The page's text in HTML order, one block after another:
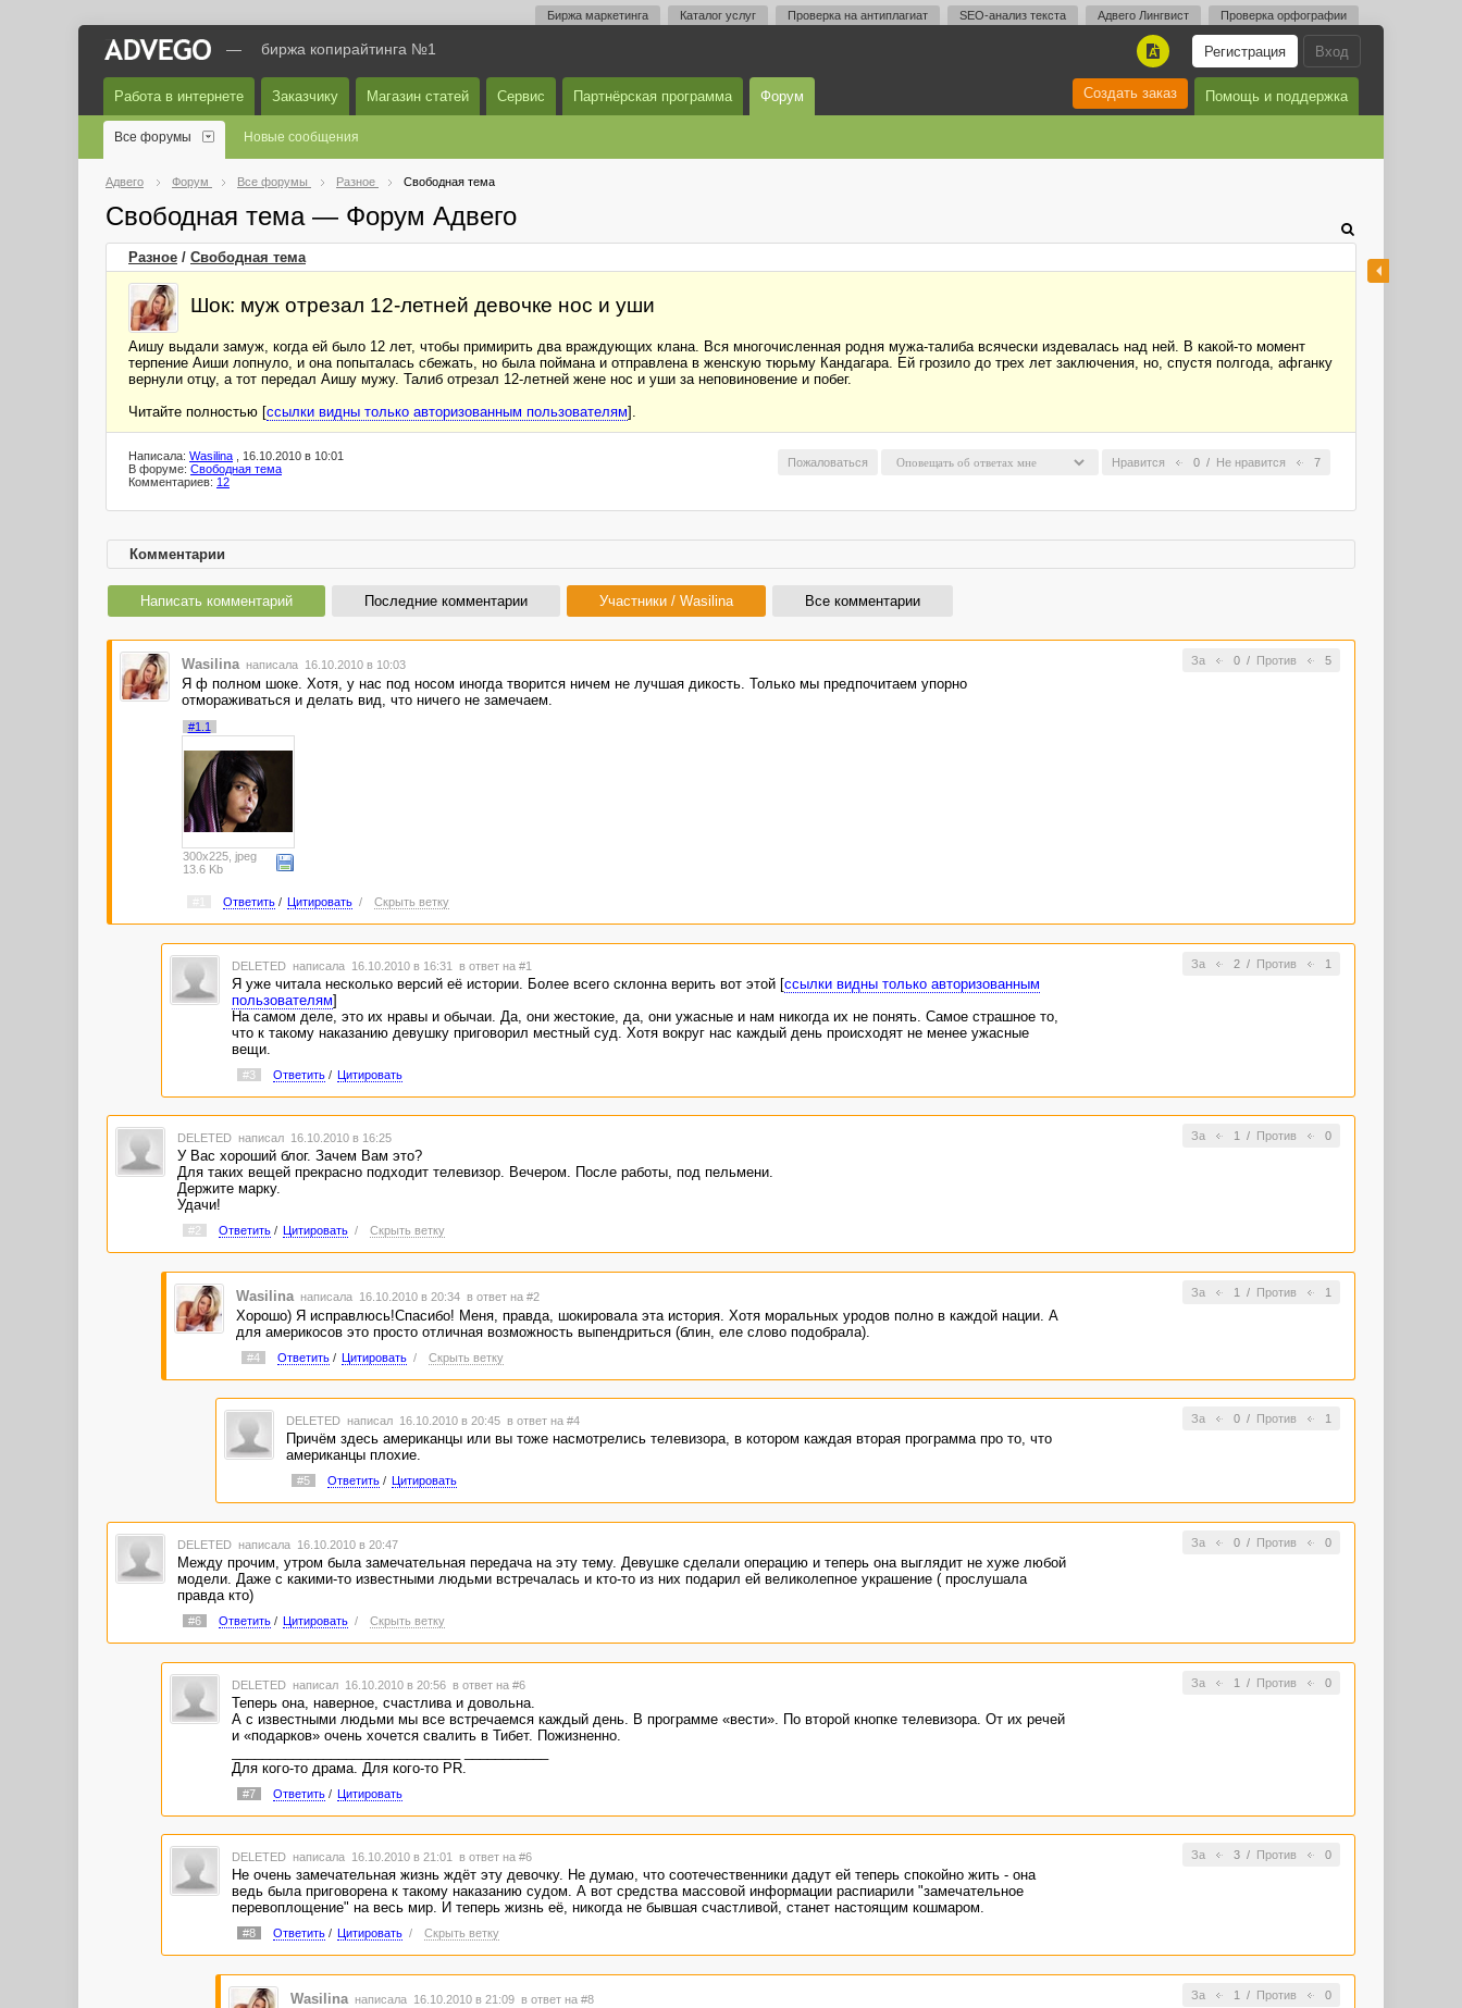
Биржа маркетинга Каталог услуг Проверка на антиплагиат SEO-анализ текста Адвего Лингвист Проверка орфографии
Вход
Регистрация
A
— биржа копирайтинга №1
Работа в интернете Заказчику Магазин статей Сервис Партнёрская программа Форум Помощь и поддержка
Создать заказ
Все форумы Новые сообщения
Адвего Форум Все форумы Разное Свободная тема
Свободная тема — Форум Адвего
Разное / Свободная тема
Шок: муж отрезал 12-летней девочке нос и уши
Аишу выдали замуж, когда ей было 12 лет, чтобы примирить два враждующих клана. Вся многочисленная родня мужа-талиба всячески издевалась над ней. В какой-то момент
терпение Аиши лопнуло, и она попыталась сбежать, но была поймана и отправлена в женскую тюрьму Кандагара. Ей грозило до трех лет заключения, но, спустя полгода, афганку
вернули отцу, а тот передал Аишу мужу. Талиб отрезал 12-летней жене нос и уши за неповиновение и побег.
Читайте полностью [ссылки видны только авторизованным пользователям].
Нравится 0 / Не нравится 7
Пожаловаться
Написала: Wasilina , 16.10.2010 в 10:01
В форуме: Свободная тема
Комментариев: 12
Комментарии
Написать комментарий Последние комментарии Участники / Wasilina Все комментарии
За 0/ Против 5
Wasilina написала 16.10.2010 в 10:03
Я ф полном шоке. Хотя, у нас под носом иногда творится ничем не лучшая дикость. Только мы предпочитаем упорно
отмораживаться и делать вид, что ничего не замечаем.
#1.1
300x225, jpeg
13.6 Kb
Ответить/ Цитировать / Скрыть ветку
За 2/ Против 1
DELETED написала 16.10.2010 в 16:31 в ответ на #1
Я уже читала несколько версий её истории. Более всего склонна верить вот этой [ссылки видны только авторизованным
пользователям]
На самом деле, это их нравы и обычаи. Да, они жестокие, да, они ужасные и нам никогда их не понять. Самое страшное то,
что к такому наказанию девушку приговорил местный суд. Хотя вокруг нас каждый день происходят не менее ужасные
вещи.
#3 Ответить/ Цитировать
За 1 / Против 0
DELETED написал 16.10.2010 в 16:25
У Вас хороший блог. Зачем Вам это?
Для таких вещей прекрасно подходит телевизор. Вечером. После работы, под пельмени.
Держите марку.
Удачи!
#2 Ответить/ Цитировать / Скрыть ветку
За 1 / Против 1
Wasilina написала 16.10.2010 в 20:34 в ответ на #2
Хорошо) Я исправлюсь!Спасибо! Меня, правда, шокировала эта история. Хотя моральных уродов полно в каждой нации. А
для америкосов это просто отличная возможность выпендриться (блин, еле слово подобрала).
#4 Ответить/ Цитировать / Скрыть ветку
За 0/ Против 1
DELETED написал 16.10.2010 в 20:45 в ответ на #4
Причём здесь американцы или вы тоже насмотрелись телевизора, в котором каждая вторая программа про то, что
американцы плохие.
#5 Ответить/ Цитировать
За 0/ Против 0
DELETED написала 16.10.2010 в 20:47
Между прочим, утром была замечательная передача на эту тему. Девушке сделали операцию и теперь она выглядит не хуже любой
модели. Даже с какими-то известными людьми встречалась и кто-то из них подарил ей великолепное украшение ( прослушала
правда кто)
#6 Ответить/ Цитировать / Скрыть ветку
За 1 / Против 0
DELETED написал 16.10.2010 в 20:56 в ответ на #6
Теперь она, наверное, счастлива и довольна.
А с известными людьми мы все встречаемся каждый день. В программе «вести». По второй кнопке телевизора. От их речей
и «подарков» очень хочется свалить в Тибет. Пожизненно.
Для кого-то драма. Для кого-то PR.
#7 Ответить/ Цитировать
За 3/ Против 0
DELETED написала 16.10.2010 в 21:01 в ответ на #6
Не очень замечательная жизнь ждёт эту девочку. Не думаю, что соотечественники дадут ей теперь спокойно жить - она
ведь была приговорена к такому наказанию судом. А вот средства массовой информации распиарили "замечательное
перевоплощение" на весь мир. И теперь жизнь её, никогда не бывшая счастливой, станет настоящим кошмаром.
#8 Ответить/ Цитировать / Скрыть ветку
За 1 / Против 0
Wasilina написала 16.10.2010 в 21:09 в ответ на #8